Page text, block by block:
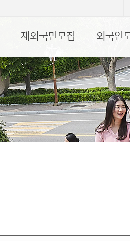
재외국민모집 외국인